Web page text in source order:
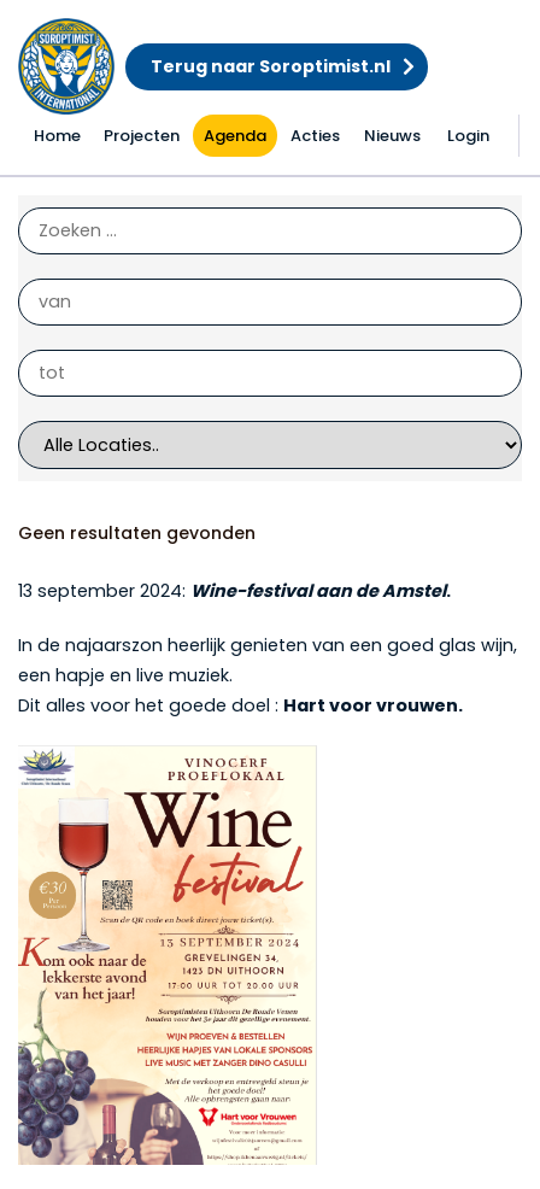
Terug naar Soroptimist.nl
Home Projecten Agenda Acties Nieuws Login
Acties
Geen resultaten gevonden
13 september 2024: Wine-festival aan de Amstel.
In de najaarszon heerlijk genieten van een goed glas wijn,
een hapje en live muziek.
Dit alles voor het goede doel : Hart voor vrouwen.